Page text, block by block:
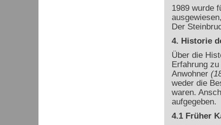
1989 wurde
Der
4. Historie
Über die
Erfahrung
Anwohner
weder die
waren.
aufgegeben.
4.1 Früher